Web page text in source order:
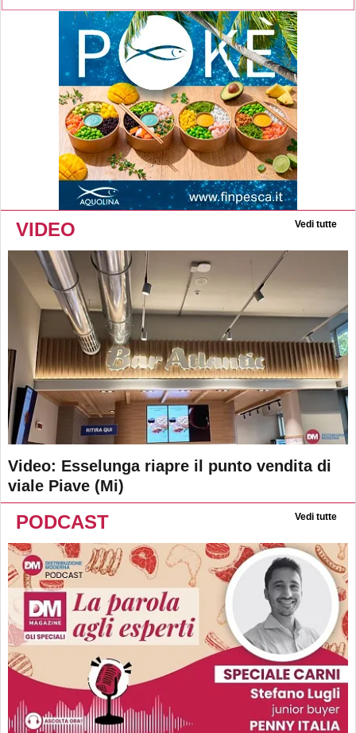
VIDEO Vedi tutte
Video: Esselunga riapre il punto vendita di
viale Piave (Mi)
PODCAST Vedi tutte